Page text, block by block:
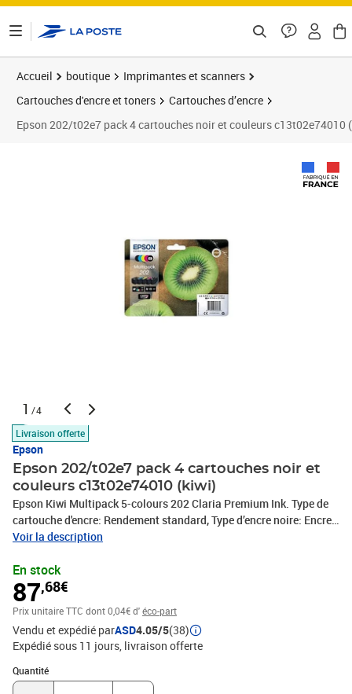
Accueil boutique
Imprimantes et scanners
Cartouches d'encre et toners
Cartouches d’encre
Epson 202/t02e7 pack 4 cartouches noir et couleurs c13t02e74010
1 /4
Livraison offerte
Epson
Epson 202/t02e7 pack 4 cartouches noir et
couleurs c13t02e74010 (kiwi)
Epson Kiwi Multipack 5-colours 202 Claria Premium Ink. Type de
cartouche d'encre: Rendement standard, Type d’encre noire: Encre
à pigments, Type d’encre de couleur: Encre à colorant, Volume
d'encre de couleur: 4,1 ml, Quantité: 1 pièce(s)
Voir la description
En stock
87,68€
Prix unitaire TTC dont 0,04€ d'éco-part
Vendu et expédié parASD4.05/5(38)
Expédié sous 11 jours livraison offerte
Quantité
Quantité : 1